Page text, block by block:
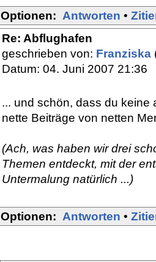
Optionen: Antworten •
Re: Abflughafen
geschrieben von: Franziska
Datum: 04. Juni 2007 21:36
... und schön, dass du keine
nette Beiträge von netten
(Ach, was haben wir drei
Themen entdeckt, mit der
Untermalung natürlich ...)
Optionen: Antworten •